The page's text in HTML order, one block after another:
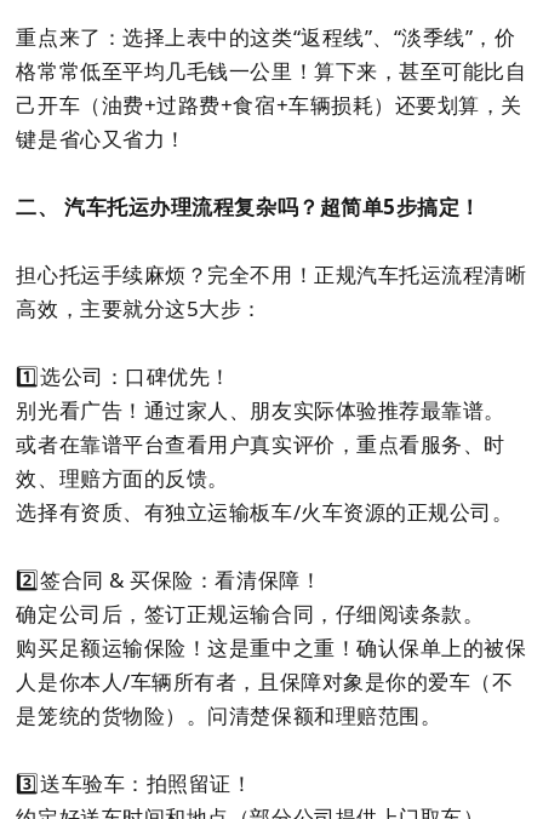
重点来了：选择上表中的这类“返程线”、“淡季线”，价
格常常低至平均几毛钱一公里！算下来，甚至可能比自
己开车（油费+过路费+食宿+车辆损耗）还要划算，关
键是省心又省力！
二、 汽车托运办理流程复杂吗？超简单5步搞定！
担心托运手续麻烦？完全不用！正规汽车托运流程清晰
高效，主要就分这5大步：
1️⃣选公司：口碑优先！
别光看广告！通过家人、朋友实际体验推荐最靠谱。
或者在靠谱平台查看用户真实评价，重点看服务、时
效、理赔方面的反馈。
选择有资质、有独立运输板车/火车资源的正规公司。
2️⃣签合同 & 买保险：看清保障！
确定公司后，签订正规运输合同，仔细阅读条款。
购买足额运输保险！这是重中之重！确认保单上的被保
人是你本人/车辆所有者，且保障对象是你的爱车（不
是笼统的货物险）。问清楚保额和理赔范围。
3️⃣送车验车：拍照留证！